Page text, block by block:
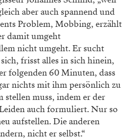
aber auch spannend und
Problem, Mobbing, erzählt
damit umgeht
nicht umgeht. Er sucht
frisst alles in sich hinein,
folgenden 60 Minuten, dass
nichts mit ihm persönlich zu
stellen muss, indem er der
auch formuliert. Nur so
aufstellen. Die anderen
nicht er selbst.“